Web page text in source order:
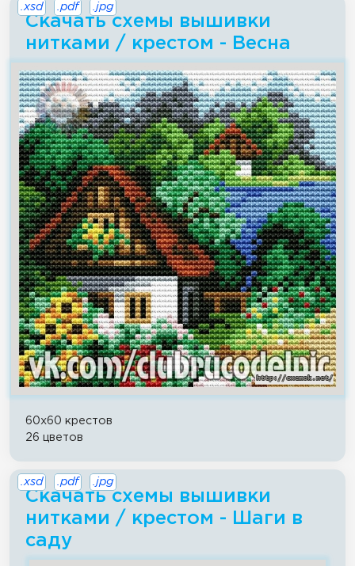
Скачать схемы вышивки
нитками / крестом - Весна
.xsd .pdf .jpg
60x60 крестов
26 цветов
Скачать схемы вышивки
нитками / крестом - Шаги в
саду
.xsd .pdf .jpg